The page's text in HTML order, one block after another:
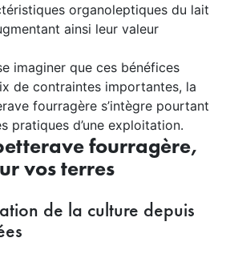
organoleptiques du lait
ainsi leur valeur
imaginer que ces bénéfices
de contraintes importantes, la
fourragère s’intègre pourtant
pratiques d’une exploitation.
fourragère,
vos terres
de la culture depuis